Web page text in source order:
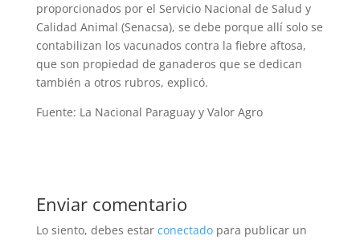
proporcionados por el Servicio Nacional de Salud y
Calidad Ani­mal (Senacsa), se debe porque allí solo se
contabilizan los vacuna­dos contra la fiebre aftosa,
que son propiedad de ganaderos que se dedican
también a otros rubros, explicó.
Fuente: La Nacional Paraguay y Valor Agro
Enviar comentario
Lo siento, debes estar conectadopara publicar un